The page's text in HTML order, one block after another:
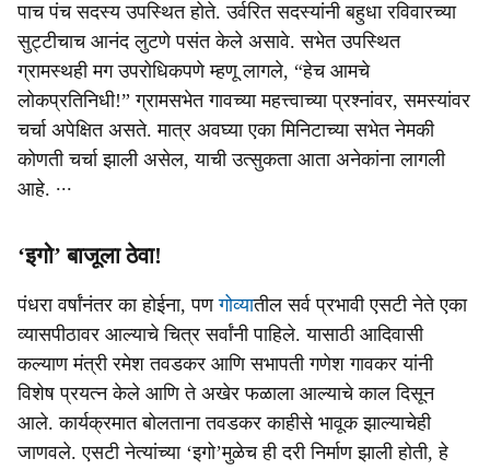
पाच पंच सदस्य उपस्थित होते. उर्वरित सदस्यांनी बहुधा रविवारच्या
सुट्टीचाच आनंद लुटणे पसंत केले असावे. सभेत उपस्थित
ग्रामस्थही मग उपरोधिकपणे म्हणू लागले, “हेच आमचे
लोकप्रतिनिधी!” ग्रामसभेत गावच्या महत्त्वाच्या प्रश्नांवर, समस्यांवर
चर्चा अपेक्षित असते. मात्र अवघ्या एका मिनिटाच्या सभेत नेमकी
कोणती चर्चा झाली असेल, याची उत्सुकता आता अनेकांना लागली
आहे. ∙∙∙
‘इगो’ बाजूला ठेवा!
पंधरा वर्षांनंतर का होईना, पणगोव्यातील सर्व प्रभावी एसटी नेते एका
व्यासपीठावर आल्याचे चित्र सर्वांनी पाहिले. यासाठी आदिवासी
कल्याण मंत्री रमेश तवडकर आणि सभापती गणेश गावकर यांनी
विशेष प्रयत्न केले आणि ते अखेर फळाला आल्याचे काल दिसून
आले. कार्यक्रमात बोलताना तवडकर काहीसे भावूक झाल्याचेही
जाणवले. एसटी नेत्यांच्या ‘इगो’मुळेच ही दरी निर्माण झाली होती, हे